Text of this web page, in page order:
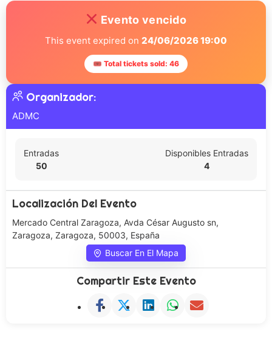
Evento vencido
This event expired on 24/06/2026 19:00
🎟 Total tickets sold: 46
Organizador:
ADMC
Entradas
50
Disponibles Entradas
4
Localización Del Evento
Mercado Central Zaragoza, Avda César Augusto sn,
Zaragoza, Zaragoza, 50003, España
Buscar En El Mapa
Compartir Este Evento